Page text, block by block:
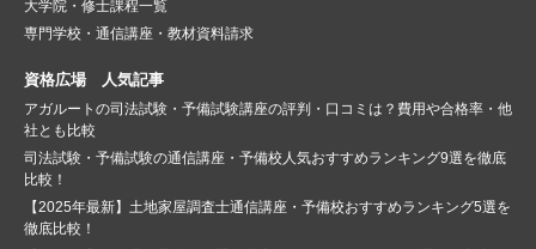
大学院・修士課程一覧
専門学校・通信講座・教材資料請求
資格広場 人気記事
アガルートの司法試験・予備試験講座の評判・口コミは？費用や合格率・他
社とも比較
司法試験・予備試験の通信講座・予備校人気おすすめランキング9選を徹底
比較！
【2025年最新】土地家屋調査士通信講座・予備校おすすめランキング5選を
徹底比較！